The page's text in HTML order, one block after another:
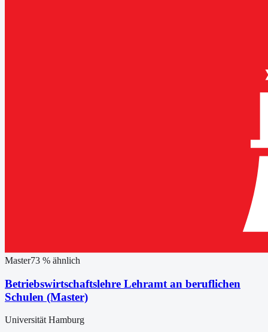
Master73 % ähnlich
Betriebswirtschaftslehre Lehramt an beruflichen
Schulen (Master)
Universität Hamburg